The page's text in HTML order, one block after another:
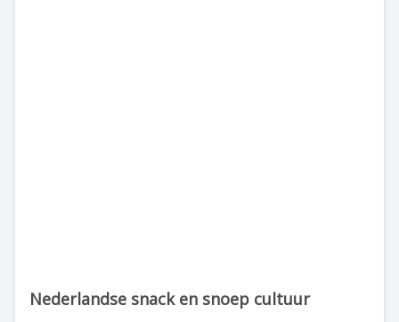
Nederlandse snack en snoep cultuur